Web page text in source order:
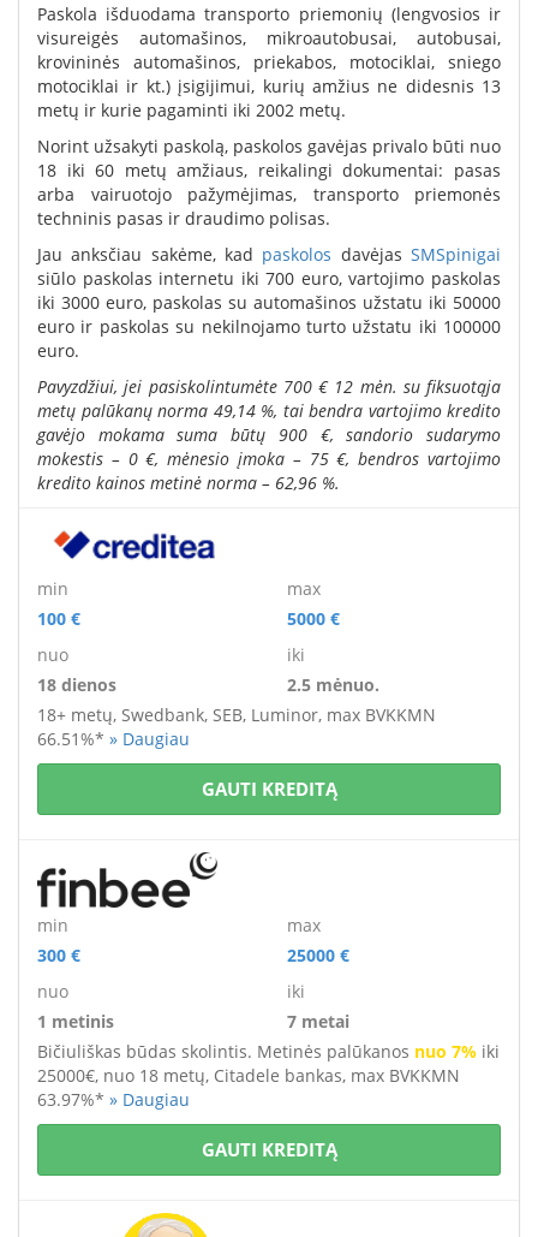
Paskola išduodama transporto priemonių (lengvosios ir
visureigės automašinos, mikroautobusai, autobusai,
krovininės automašinos, priekabos, motociklai, sniego
motociklai ir kt.) įsigijimui, kurių amžius ne didesnis 13
metų ir kurie pagaminti iki 2002 metų.
Norint užsakyti paskolą, paskolos gavėjas privalo būti nuo
18 iki 60 metų amžiaus, reikalingi dokumentai: pasas
arba vairuotojo pažymėjimas, transporto priemonės
techninis pasas ir draudimo polisas.
Jau anksčiau sakėme, kad paskolos davėjasSMSpinigai
siūlo paskolas internetu iki 700 euro, vartojimo paskolas
iki 3000 euro, paskolas su automašinos užstatu iki 50000
euro ir paskolas su nekilnojamo turto užstatu iki 100000
euro.
Pavyzdžiui, jei pasiskolintumėte 700 € 12 mėn. su fiksuotąja
metų palūkanų norma 49,14 %, tai bendra vartojimo kredito
gavėjo mokama suma būtų 900 €, sandorio sudarymo
mokestis – 0 €, mėnesio įmoka – 75 €, bendros vartojimo
kredito kainos metinė norma – 62,96 %.
min
100 €
max
5000 €
nuo
18 dienos
iki
2.5 mėnuo.
18+ metų, Swedbank, SEB, Luminor, max BVKKMN
66.51%* » Daugiau
GAUTI KREDITĄ
min
300 €
max
25000 €
nuo
1 metinis
iki
7 metai
Bičiuliškas būdas skolintis. Metinės palūkanos nuo 7% iki
25000€, nuo 18 metų, Citadele bankas, max BVKKMN
63.97%* » Daugiau
GAUTI KREDITĄ